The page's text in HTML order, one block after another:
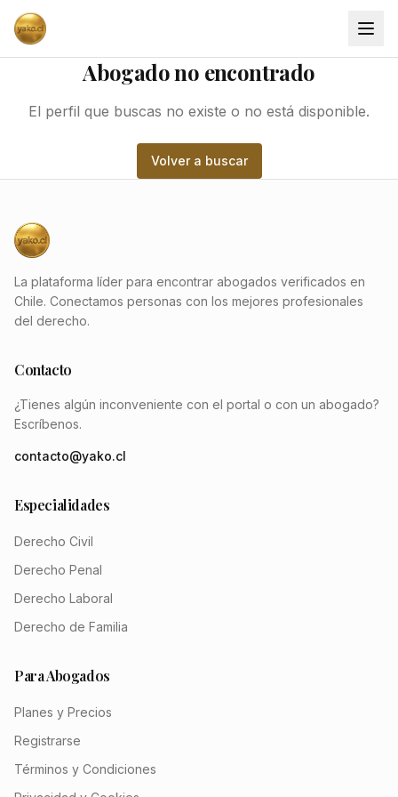
Abogado no encontrado
El perfil que buscas no existe o no está disponible.
Volver a buscar
La plataforma líder para encontrar abogados verificados en
Chile. Conectamos personas con los mejores profesionales
del derecho.
Contacto
¿Tienes algún inconveniente con el portal o con un abogado?
Escríbenos.
contacto@yako.cl
Especialidades
Derecho Civil
Derecho Penal
Derecho Laboral
Derecho de Familia
Para Abogados
Planes y Precios
Registrarse
Términos y Condiciones